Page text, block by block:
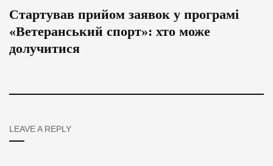
Стартував прийом заявок у програмі
«Ветеранський спорт»: хто може
долучитися
LEAVE A REPLY